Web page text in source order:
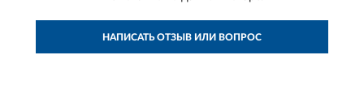
НАПИСАТЬ ОТЗЫВ ИЛИ ВОПРОС